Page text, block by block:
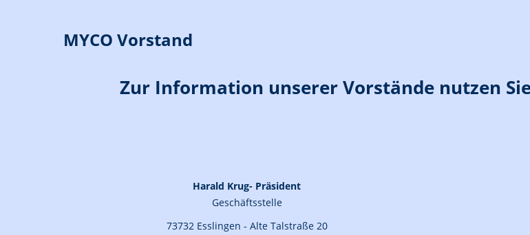
MYCO Vorstand
Zur Information unserer Vorstände nutzen
Harald Krug- Präsident
Geschäftsstelle
73732 Esslingen - Alte Talstraße 20